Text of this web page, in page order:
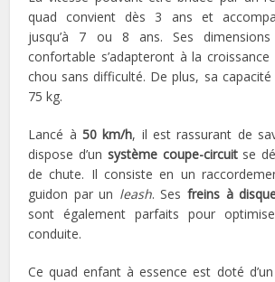
quad convient dès 3 ans et
jusqu’à 7 ou 8 ans. Ses
confortable s’adapteront à la
chou sans difficulté. De plus, sa
75 kg.
Lancé à 50 km/h, il est rassurant de
dispose d’un système coupe-circuitse
de chute. Il consiste en un
guidon par un leash. Sesfreins à
sont également parfaits pour
conduite.
Ce quad enfant à essence est doté